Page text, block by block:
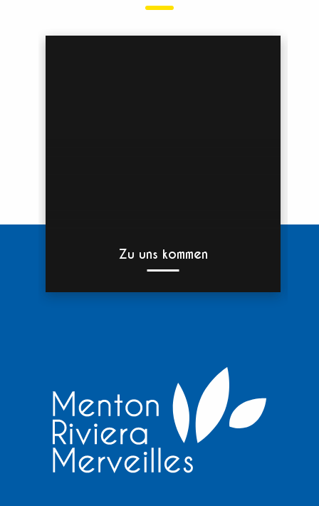
Zu uns kommen